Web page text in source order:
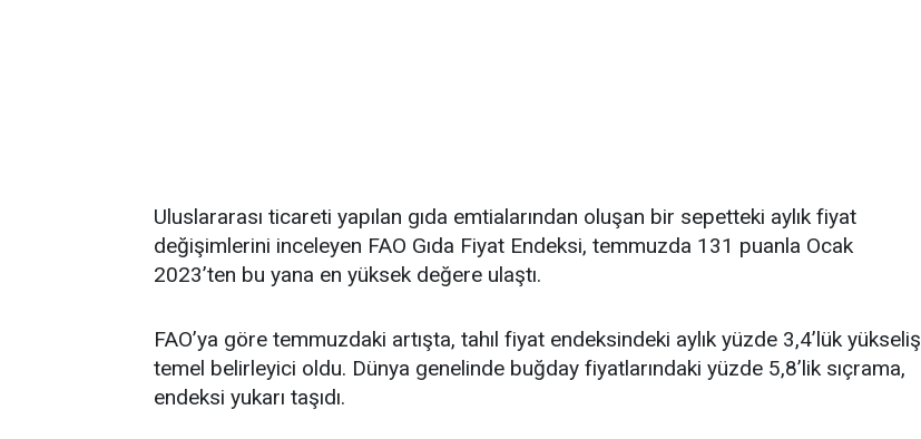
Uluslararası ticareti yapılan gıda emtialarından oluşan bir sepetteki aylık fiyat
değişimlerini inceleyen FAO Gıda Fiyat Endeksi, temmuzda 131 puanla Ocak
2023’ten bu yana en yüksek değere ulaştı.
FAO’ya göre temmuzdaki artışta, tahıl fiyat endeksindeki aylık yüzde 3,4’lük yükseliş
temel belirleyici oldu. Dünya genelinde buğday fiyatlarındaki yüzde 5,8’lik sıçrama,
endeksi yukarı taşıdı.